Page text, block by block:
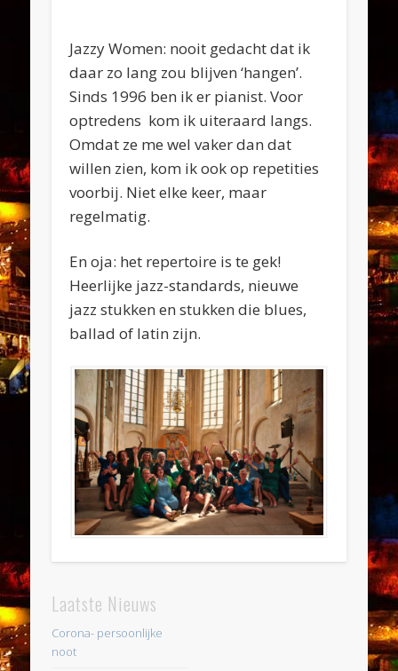
Jazzy Women: nooit gedacht dat ik
daar zo lang zou blijven ‘hangen’.
Sinds 1996 ben ik er pianist. Voor
optredens kom ik uiteraard langs.
Omdat ze me wel vaker dan dat
willen zien, kom ik ook op repetities
voorbij. Niet elke keer, maar
regelmatig.
En oja: het repertoire is te gek!
Heerlijke jazz-standards, nieuwe
jazz stukken en stukken die blues,
ballad of latin zijn.
Laatste Nieuws
Corona- persoonlijke
noot